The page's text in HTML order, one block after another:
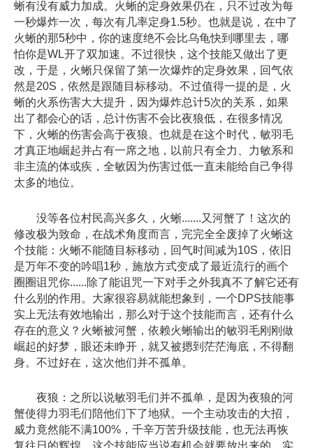
蜥有没有威力加成。火蜥的定身效果仍在，只不过改为每
一秒爆炸一次，每次有几率定身1.5秒。也就是说，在中了
火蜥的那5秒中，你的速度绝不会比乌龟快到哪里去，哪
怕你是WL开了双加速。不过很快，这个技能又做出了更
改，于是，火蜥只保留了第一次爆炸的定身效果，回气依
然是20S，依然是跟随目标移动。不过值得一提的是，火
蜥的火系伤害大大提升，因为爆炸总计5次的关系，如果
出了都会心的话，总计伤害不会比夜狼低，在很多情况
下，火蜥的伤害会高于夜狼。也就是在这个时代，敏羽毛
才真正地崛起并占有一席之地，以前只有全力、力敏系和
非主流的体或疾，全敏因为伤害过低一直未能给自己争得
太多的地位。
没等各位村民高兴多久，火蜥.......又河蟹了！这次的
修改极为致命，在战术角度而言，完完全全废掉了火蜥这
个技能：火蜥不能随目标移动，回气时间减为10S，依旧
是万年不变的吟唱1秒，施放方式变成了最近流行的画个
圈圈诅咒你......除了能诅咒一下对手之外我真不了解它还有
什么别的作用。大家很容易就能想象到，一个DPS技能事
实上无法有效地输出，那么对于这个技能而言，还有什么
存在的意义？火蜥被河蟹，依赖火蜥输出的敏羽毛刚刚做
崛起的好梦，眼还未睁开，就又被摁到茫茫海底，不得翻
身。不过好在，这次他们并不孤单。
夜狼：之所以说敏羽毛们并不孤单，是因为夜狼的河
蟹使得力羽毛们陪他们下了地狱。一个主动攻击的大招，
威力竟然能不满100%，千辛万苦升级技能，也无法再恢
复往日的辉煌。这个技能应当说有机会就要放出来的，实